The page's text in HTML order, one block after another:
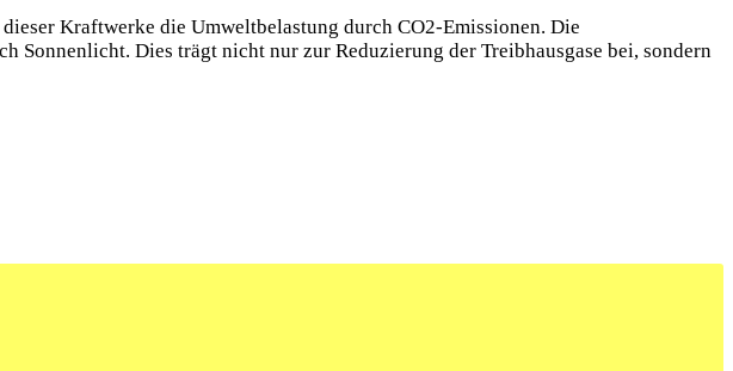
Kraftwerke ‌die Umweltbelastung durch CO2-Emissionen. Die
Sonnenlicht.‌ Dies trägt⁤ nicht⁣ nur zur Reduzierung der Treibhausgase bei,⁤ sondern